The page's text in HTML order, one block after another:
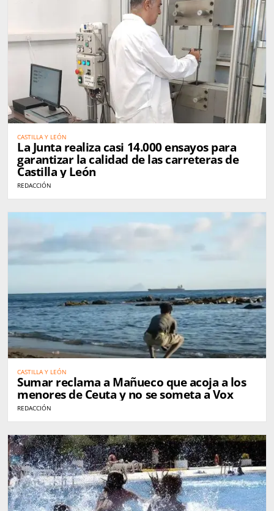
CASTILLA Y LEÓN
La Junta realiza casi 14.000 ensayos para
garantizar la calidad de las carreteras de
Castilla y León
REDACCIÓN
CASTILLA Y LEÓN
Sumar reclama a Mañueco que acoja a los
menores de Ceuta y no se someta a Vox
REDACCIÓN